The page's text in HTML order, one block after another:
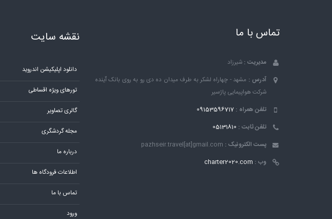
تماس با ما
مدیریت : شیرزاد
آدرس : مشهد - چهاراه لشکر به طرف میدان ده دی رو به روی بانک ٱینده
شرکت هواپیمایی پاژسیر
تلفن همراه : 09153596717
تلفن ثابت : 05131810
پست الکترونیک : pazhseir.travel[at]gmail.com
وب : charter2020.com
نقشه سایت
دانلود اپلیکیشن اندروید
تورهای ویژه اقساطی
گالری تصاویر
مجله گردشگری
درباره ما
اطلاعات فرودگاه ها
تماس با ما
ورود